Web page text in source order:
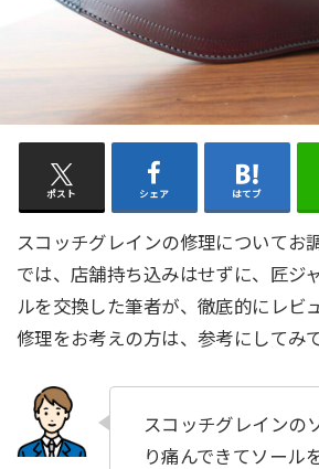
ポスト シェア はてブ
スコッチグレインの修理についてお
では、店舗持ち込みはせずに、匠ジ
ルを交換した筆者が、徹底的にレビ
修理をお考えの方は、参考にしてみ
スコッチグレインの
り痛んできてソール